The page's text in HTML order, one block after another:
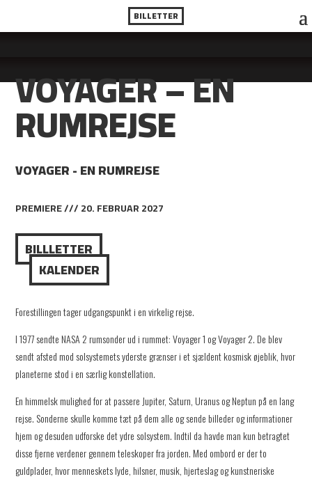
BILLETTER
VOYAGER – EN
RUMREJSE
VOYAGER - EN RUMREJSE
PREMIERE /// 20. FEBRUAR 2027
BILLLETTER
KALENDER
Forestillingen tager udgangspunkt i en virkelig rejse.
I 1977 sendte NASA 2 rumsonder ud i rummet: Voyager 1 og Voyager 2. De blev
sendt afsted mod solsystemets yderste grænser i et sjældent kosmisk øjeblik, hvor
planeterne stod i en særlig konstellation.
En himmelsk mulighed for at passere Jupiter, Saturn, Uranus og Neptun på en lang
rejse. Sonderne skulle komme tæt på dem alle og sende billeder og informationer
hjem og desuden udforske det ydre solsystem. Indtil da havde man kun betragtet
disse fjerne verdener gennem teleskoper fra jorden. Med ombord er der to
guldplader, hvor menneskets lyde, hilsner, musik, hjerteslag og kunstneriske